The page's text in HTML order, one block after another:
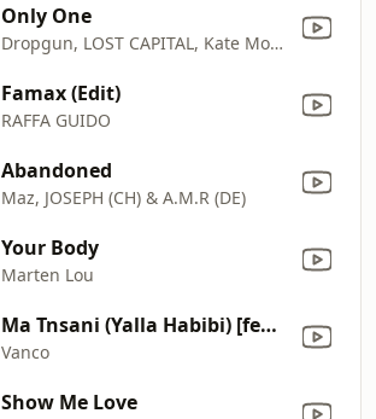
Only One
Dropgun, LOST CAPITAL, Kate Moon & Yo Trane
Famax (Edit)
RAFFA GUIDO
Abandoned
Maz, JOSEPH (CH) & A.M.R (DE)
Your Body
Marten Lou
Ma Tnsani (Yalla Habibi) [feat. AYA]
Vanco
Show Me Love